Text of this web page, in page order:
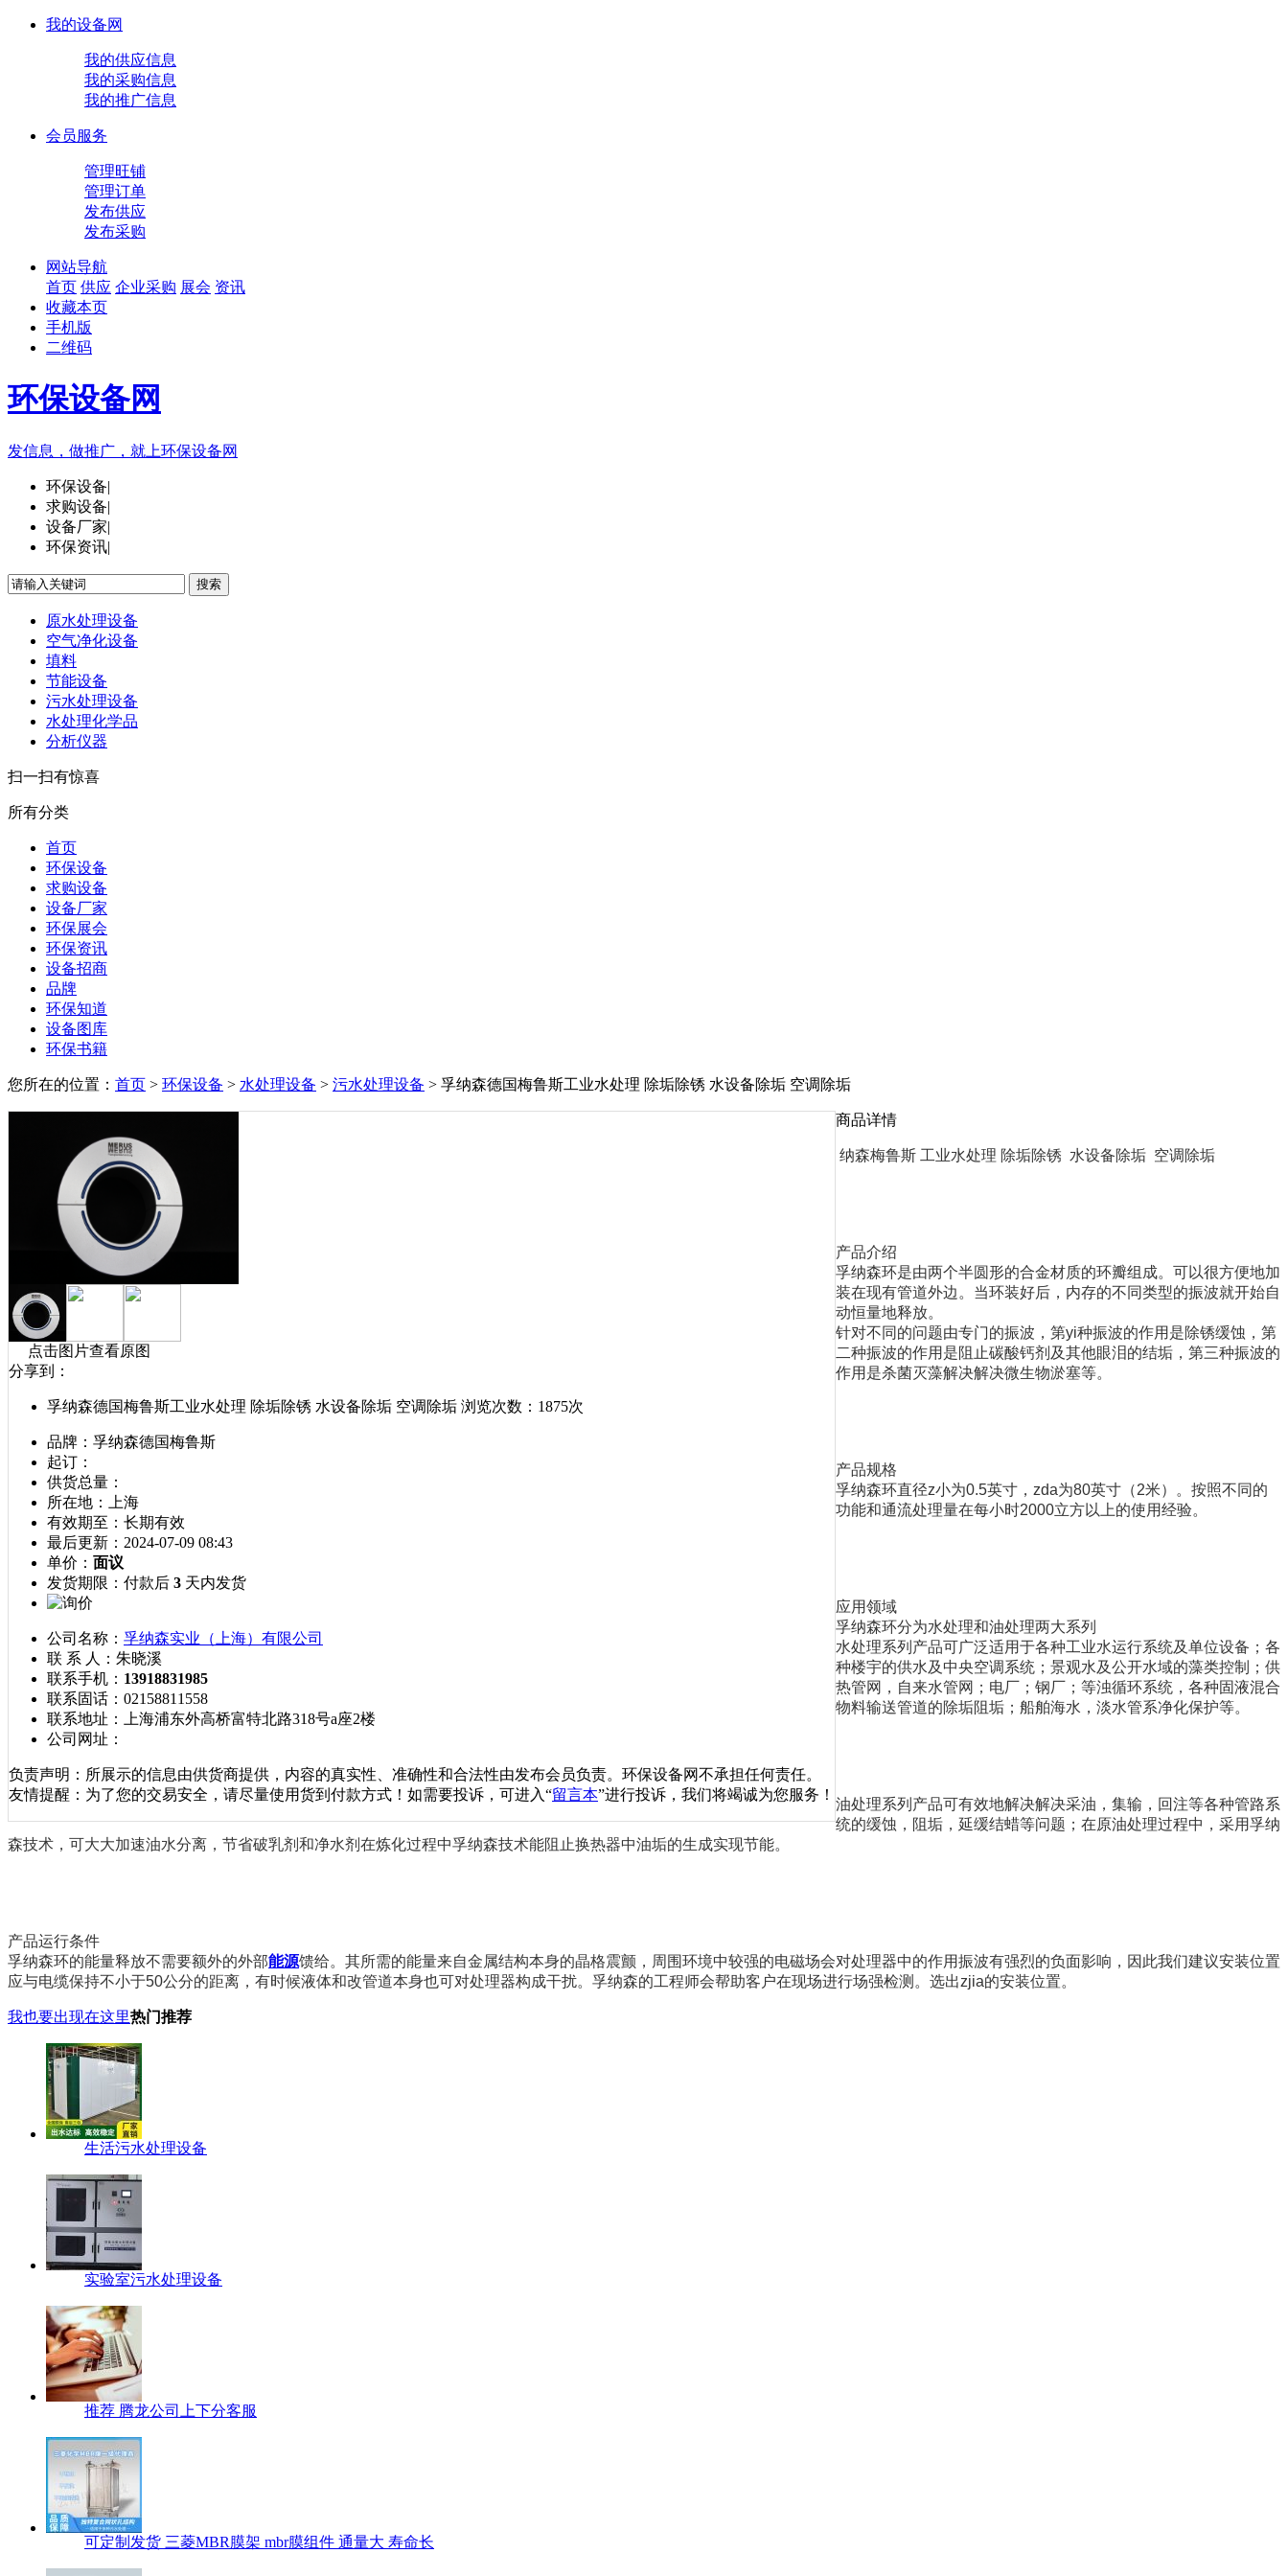
我的设备网
我的供应信息
我的采购信息
我的推广信息
会员服务
管理旺铺
管理订单
发布供应
发布采购
网站导航
首页 供应 企业采购 展会 资讯
收藏本页
手机版
二维码
环保设备网
发信息，做推广，就上环保设备网
环保设备|
求购设备|
设备厂家|
环保资讯|
搜索
原水处理设备
空气净化设备
填料
节能设备
污水处理设备
水处理化学品
分析仪器
扫一扫有惊喜
所有分类
首页
环保设备
求购设备
设备厂家
环保展会
环保资讯
设备招商
品牌
环保知道
设备图库
环保书籍
您所在的位置： 首页 > 环保设备 > 水处理设备 > 污水处理设备 > 孚纳森德国梅鲁斯工业水处理 除垢除锈 水设备除垢 空调除垢
点击图片查看原图
分享到：
孚纳森德国梅鲁斯工业水处理 除垢除锈 水设备除垢 空调除垢 浏览次数：1875次
品牌： 孚纳森德国梅鲁斯
起订：
供货总量：
所在地：
上海
有效期至： 长期有效
最后更新： 2024-07-09 08:43
单价： 面议
发货期限： 付款后 3 天内发货
公司名称： 孚纳森实业（上海）有限公司
联 系 人： 朱晓溪
联系手机： 13918831985
联系固话： 02158811558
联系地址：
上海浦东外高桥富特北路318号a座2楼
公司网址：
负责声明：所展示的信息由供货商提供，内容的真实性、准确性和合法性由发布会员负责。环保设备网不承担任何责任。
友情提醒：为了您的交易安全，请尽量使用货到付款方式！如需要投诉，可进入“留言本”进行投诉，我们将竭诚为您服务！
商品详情
纳森梅鲁斯 工业水处理 除垢除锈 水设备除垢 空调除垢
产品介绍
孚纳森环是由两个半圆形的合金材质的环瓣组成。可以很方便地加
装在现有管道外边。当环装好后，内存的不同类型的振波就开始自
动恒量地释放。
针对不同的问题由专门的振波，第yi种振波的作用是除锈缓蚀，第
二种振波的作用是阻止碳酸钙剂及其他眼泪的结垢，第三种振波的
作用是杀菌灭藻解决解决微生物淤塞等。
产品规格
孚纳森环直径z小为0.5英寸，zda为80英寸（2米）。按照不同的
功能和通流处理量在每小时2000立方以上的使用经验。
应用领域
孚纳森环分为水处理和油处理两大系列
水处理系列产品可广泛适用于各种工业水运行系统及单位设备；各
种楼宇的供水及中央空调系统；景观水及公开水域的藻类控制；供
热管网，自来水管网；电厂；钢厂；等浊循环系统，各种固液混合
物料输送管道的除垢阻垢；船舶海水，淡水管系净化保护等。
油处理系列产品可有效地解决解决采油，集输，回注等各种管路系
统的缓蚀，阻垢，延缓结蜡等问题；在原油处理过程中，采用孚纳
森技术，可大大加速油水分离，节省破乳剂和净水剂在炼化过程中孚纳森技术能阻止换热器中油垢的生成实现节能。
产品运行条件
孚纳森环的能量释放不需要额外的外部能源馈给。其所需的能量来自金属结构本身的晶格震颤，周围环境中较强的电磁场会对处理器中的作用振波有强烈的负面影响，因此我们建议安装位置
应与电缆保持不小于50公分的距离，有时候液体和改管道本身也可对处理器构成干扰。孚纳森的工程师会帮助客户在现场进行场强检测。选出zjia的安装位置。
我也要出现在这里热门推荐
生活污水处理设备
实验室污水处理设备
推荐 腾龙公司上下分客服
可定制发货 三菱MBR膜架 mbr膜组件 通量大 寿命长